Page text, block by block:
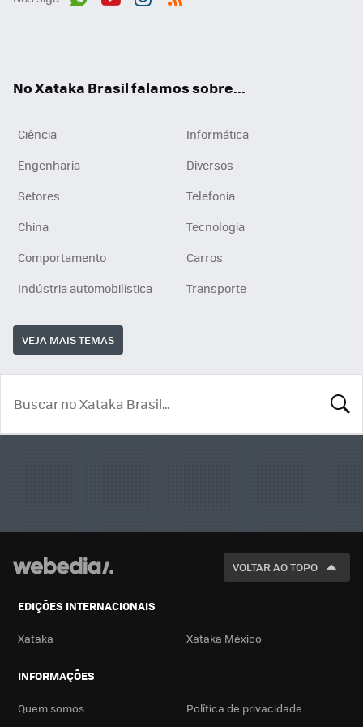
No Xataka Brasil falamos sobre...
Ciência
Informática
Engenharia
Diversos
Setores
Telefonia
China
Tecnologia
Comportamento
Carros
Indústria automobilística
Transporte
VEJA MAIS TEMAS
VOLTAR AO TOPO
EDIÇÕES INTERNACIONAIS
Xataka Xataka México
INFORMAÇÕES
Quem somos Política de privacidade